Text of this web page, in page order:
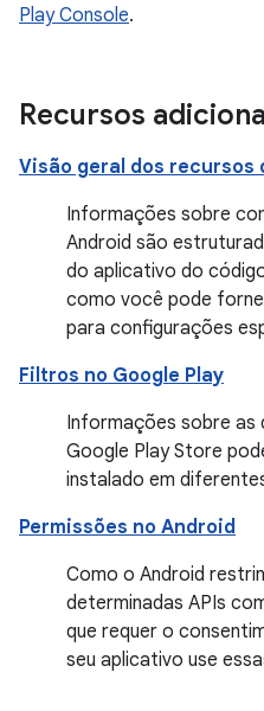
Play Console.
Recursos
Visão geral dos recursos
Informações sobre
Android são
do aplicativo do
como você pode
para configurações
Filtros no Google Play
Informações sobre as
Google Play Store
instalado em
Permissões no Android
Como o Android
determinadas APIs
que requer o
seu aplicativo use